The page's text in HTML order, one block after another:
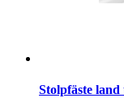
Stolpfäste land